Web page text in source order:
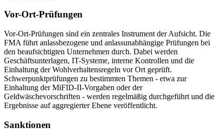
Vor-Ort-Prüfungen
Vor-Ort-Prüfungen sind ein zentrales Instrument der Aufsicht. Die
FMA führt anlassbezogene und anlassunabhängige Prüfungen bei
den beaufsichtigten Unternehmen durch. Dabei werden
Geschäftsunterlagen, IT-Systeme, interne Kontrollen und die
Einhaltung der Wohlverhaltensregeln vor Ort geprüft.
Schwerpunktprüfungen zu bestimmten Themen - etwa zur
Einhaltung der MiFID-II-Vorgaben oder der
Geldwäschevorschriften - werden regelmäßig durchgeführt und die
Ergebnisse auf aggregierter Ebene veröffentlicht.
Sanktionen